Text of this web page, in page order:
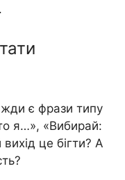
є фрази типу
я…», «Вибирай:
це бігти? А